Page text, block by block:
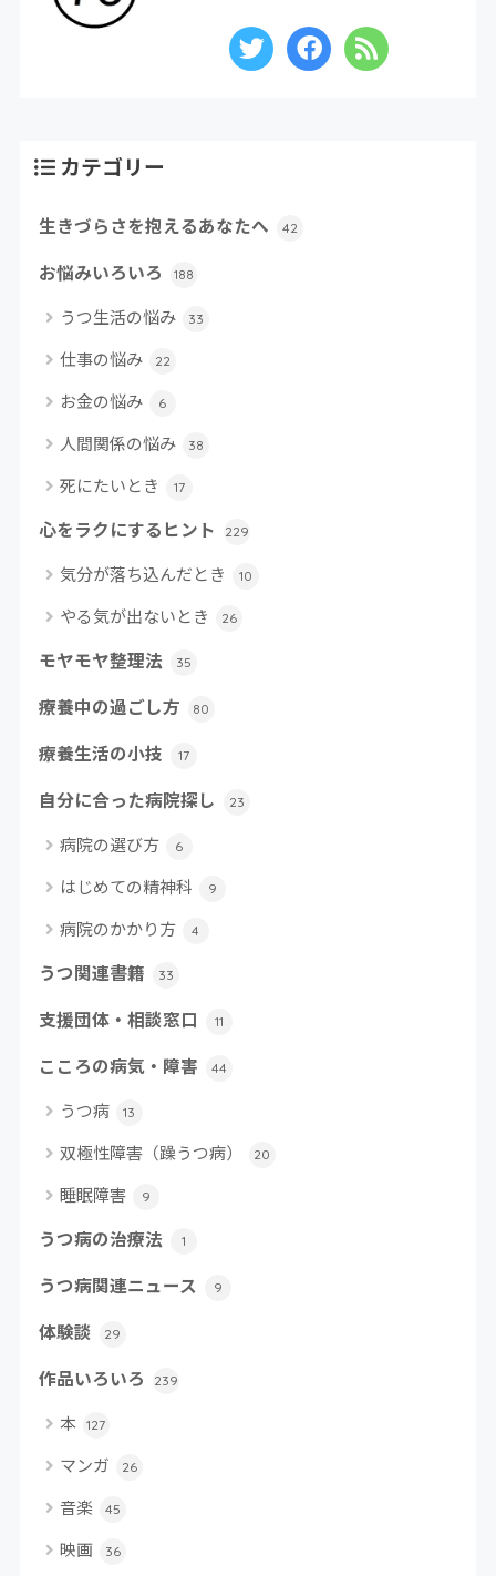
カテゴリー
生きづらさを抱えるあなたへ 42
お悩みいろいろ 188
うつ生活の悩み 33
仕事の悩み 22
お金の悩み 6
人間関係の悩み 38
死にたいとき 17
心をラクにするヒント 229
気分が落ち込んだとき 10
やる気が出ないとき 26
モヤモヤ整理法 35
療養中の過ごし方 80
療養生活の小技 17
自分に合った病院探し 23
病院の選び方 6
はじめての精神科 9
病院のかかり方 4
うつ関連書籍 33
支援団体・相談窓口 11
こころの病気・障害 44
うつ病 13
双極性障害（躁うつ病） 20
睡眠障害 9
うつ病の治療法 1
うつ病関連ニュース 9
体験談 29
作品いろいろ 239
本 127
マンガ 26
音楽 45
映画 36